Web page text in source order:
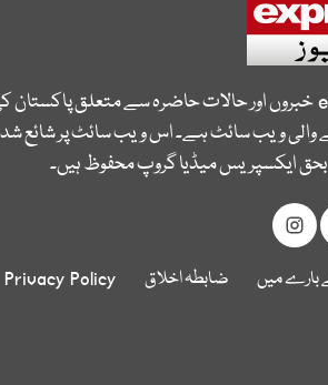
خبروں اور حالات حاضرہ سے متعلق
والی ویب سائٹ ہے۔ اس ویب سائٹ پر شائع
ایکسپریس میڈیا گروپ محفوظ ہیں۔
بارے میں ضابطہ اخلاق Privacy Policy